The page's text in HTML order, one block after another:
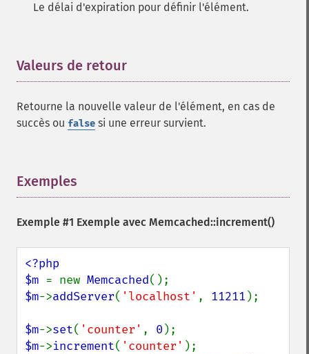
Le délai d'expiration pour définir l'élément.
Valeurs de retour
Retourne la nouvelle valeur de l'élément, en cas de
succès ou false si une erreur survient.
Exemples
Exemple #1 Exemple avec Memcached::increment()
<?php
$m = new Memcached
$m->addServer( 'localhost' , 11211 );
$m->set( 'counter' , 0
$m->increment( 'counter'